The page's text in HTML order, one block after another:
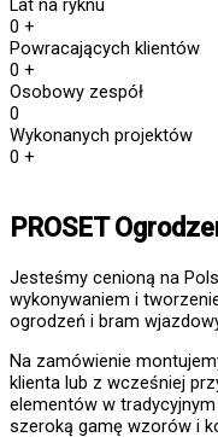
Lat na ryknu
0 +
Powracających klientów
0 +
Osobowy zespół
0
Wykonanych projektów
0 +
PROSET
Jesteśmy cenioną na
wykonywaniem i
ogrodzeń i bram
Na zamówienie
klienta lub z wcześniej
elementów w
szeroką gamę wzorów i